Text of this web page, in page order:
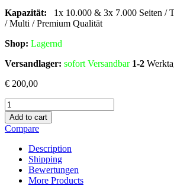
Kapazität: 1x 10.000 & 3x 7.000 Seiten /
/ Multi / Premium Qualität
Shop: Lagernd
Versandlager: sofort Versandbar 1-2
€ 200,00
Alternativ
Zu
Kyocera
TK-
590M
Toner
Toner
Add to cart
Compare
Description
Shipping
Bewertungen
More Products